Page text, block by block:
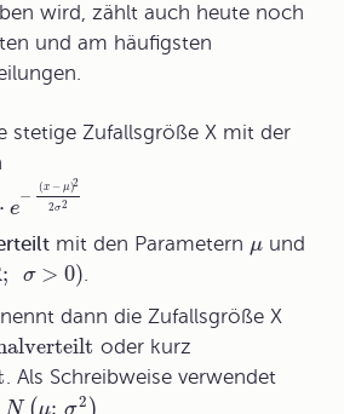
wird, zählt auch heute noch
und am häufigsten
stetige Zufallsgröße X mit der
⋅ e
− (x − μ)2
2σ2
mit den Parametern μ und
; σ > 0).
dann die Zufallsgröße X
oder kurz
. Als Schreibweise verwendet
N μ; σ2 .